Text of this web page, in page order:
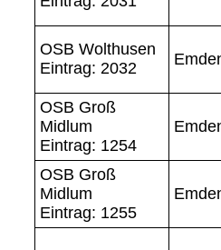
OSB Wolthusen
Eintrag: 2032
OSB Groß
Midlum
Eintrag: 1254
OSB Groß
Midlum
Eintrag: 1255